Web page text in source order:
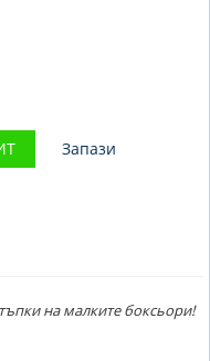
Запази
на малките боксьори!